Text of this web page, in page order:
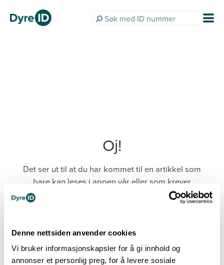
Denne nettsiden anvender cookies
Vi bruker informasjonskapsler for å gi innhold og
annonser et personlig preg, for å levere sosiale
Oj!
Det ser ut til at du har kommet til en artikkel som
bare kan leses i appen vår eller som krever